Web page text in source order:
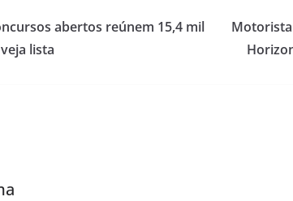
abertos reúnem 15,4 mil
lista
Motorista